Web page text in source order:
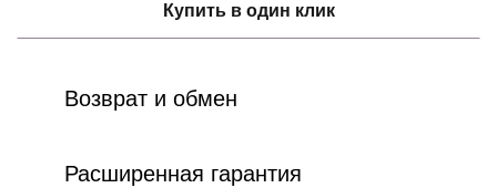
Купить в один клик
Возврат и обмен
Расширенная гарантия